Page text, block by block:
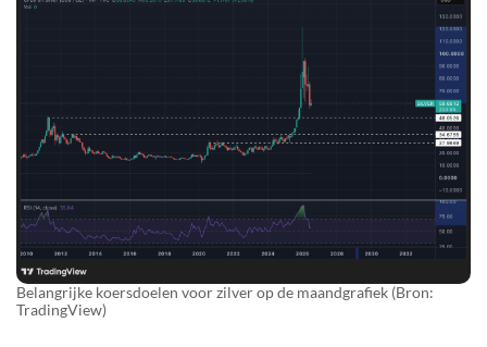
Belangrijke koersdoelen voor zilver op de maandgrafiek (Bron:
TradingView)